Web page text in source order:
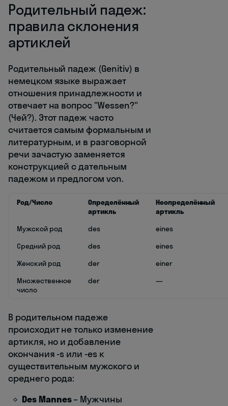
Родительный падеж:
правила склонения
артиклей
Родительный падеж (Genitiv) в
немецком языке выражает
отношения принадлежности и
отвечает на вопрос "Wessen?"
(Чей?). Этот падеж часто
считается самым формальным и
литературным, и в разговорной
речи зачастую заменяется
конструкцией с дательным
падежом и предлогом von.
Род/Число
Определённый
артикль
Неопределённый
артикль
Мужской род
des
eines
Средний род
des
eines
Женский род
der
einer
Множественное
число
der —
В родительном падеже
происходит не только изменение
артикля, но и добавление
окончания -s или -es к
существительным мужского и
среднего рода:
Des Mannes– Мужчины